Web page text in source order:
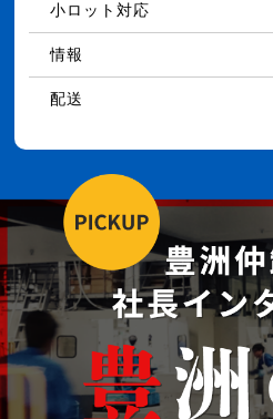
小ロット対応
情報
配送